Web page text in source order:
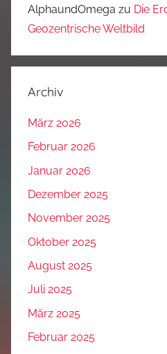
AlphaundOmega zu Die
Geozentrische Weltbild
Archiv
März 2026
Februar 2026
Januar 2026
Dezember 2025
November 2025
Oktober 2025
August 2025
Juli 2025
März 2025
Februar 2025